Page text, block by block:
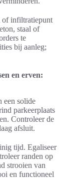
of infiltratiepunt
staal of
te
bij aanleg;
en erven:
een solide
parkeerplaats
Controleer de
afsluit.
tijd. Egaliseer
randen op
strooien van
en functioneel